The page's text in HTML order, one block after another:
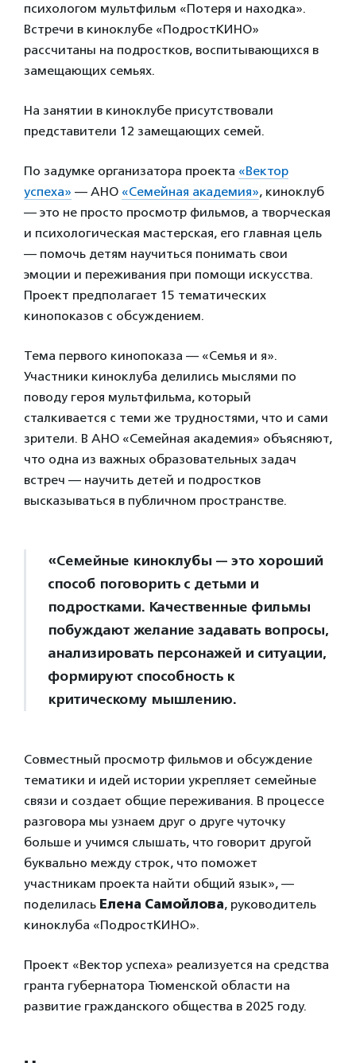
психологом мультфильм «Потеря и находка».
Встречи в киноклубе «ПодростКИНО»
рассчитаны на подростков, воспитывающихся в
замещающих семьях.
На занятии в киноклубе присутствовали
представители 12 замещающих семей.
По задумке организатора проекта «Вектор
успеха» — АНО «Семейная академия», киноклуб
— это не просто просмотр фильмов, а творческая
и психологическая мастерская, его главная цель
— помочь детям научиться понимать свои
эмоции и переживания при помощи искусства.
Проект предполагает 15 тематических
кинопоказов с обсуждением.
Тема первого кинопоказа — «Семья и я».
Участники киноклуба делились мыслями по
поводу героя мультфильма, который
сталкивается с теми же трудностями, что и сами
зрители. В АНО «Семейная академия» объясняют,
что одна из важных образовательных задач
встреч — научить детей и подростков
высказываться в публичном пространстве.
«Семейные киноклубы — это хороший
способ поговорить с детьми и
подростками. Качественные фильмы
побуждают желание задавать вопросы,
анализировать персонажей и ситуации,
формируют способность к
критическому мышлению.
Совместный просмотр фильмов и обсуждение
тематики и идей истории укрепляет семейные
связи и создает общие переживания. В процессе
разговора мы узнаем друг о друге чуточку
больше и учимся слышать, что говорит другой
буквально между строк, что поможет
участникам проекта найти общий язык», —
поделилась Елена Самойлова, руководитель
киноклуба «ПодростКИНО».
Проект «Вектор успеха» реализуется на средства
гранта губернатора Тюменской области на
развитие гражданского общества в 2025 году.